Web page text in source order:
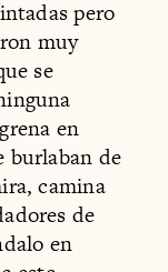
pero
muy
se
en
burlaban de
camina
de
en